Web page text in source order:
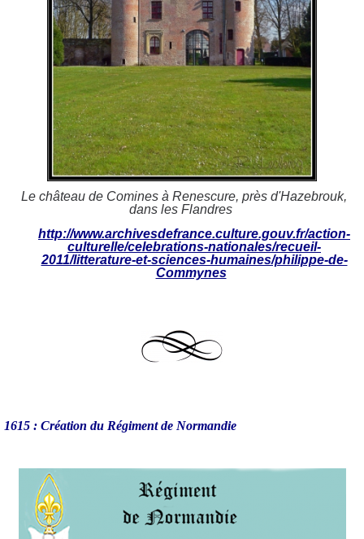
Le château de Comines à Renescure, près d'Hazebrouk,
dans les Flandres
http://www.archivesdefrance.culture.gouv.fr/action-
culturelle/celebrations-nationales/recueil-
2011/litterature-et-sciences-humaines/philippe-de-
Commynes
1615 : Création du Régiment de Normandie